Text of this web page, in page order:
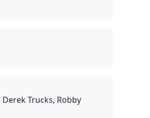
Trucks, Robby